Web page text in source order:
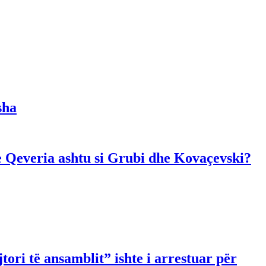
ashtu si Grubi dhe Kovaçevski?
të ansamblit” ishte i arrestuar për